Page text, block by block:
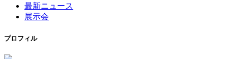
最新ニュース
展示会
プロフィル